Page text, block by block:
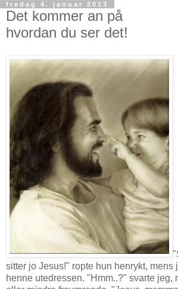
fredag 4. januar 2013
Det kommer an på
hvordan du ser det!
sitter jo Jesus!" ropte hun henrykt, mens
henne utedressen. "Hmm..?" svarte jeg,